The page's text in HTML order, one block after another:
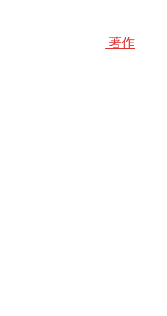
著作